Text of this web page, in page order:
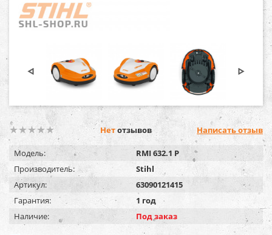
Нетотзывов Написать отзыв
Модель:
RMI 632.1 P
Производитель:
Stihl
Артикул:
63090121415
Гарантия:
1 год
Наличие:
Под заказ